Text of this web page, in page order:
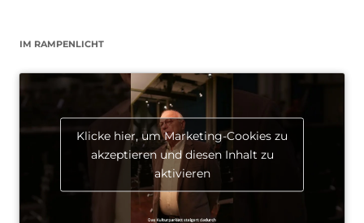
IM RAMPENLICHT
Klicke hier, um Marketing-Cookies zu
akzeptieren und diesen Inhalt zu
aktivieren